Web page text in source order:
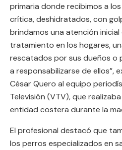
primaria donde recibimos a
crítica, deshidratados, con
brindamos una atención
tratamiento en los hogares,
rescatados por sus dueños o
a responsabilizarse de ellos”,
César Quero al equipo
Televisión (VTV), que
entidad costera durante la
El profesional destacó que
los perros especializados en